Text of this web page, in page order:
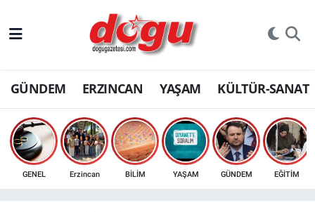
GÜNDEM ERZINCAN YAŞAM KÜLTÜR-SANAT
GENEL Erzincan BİLİM YAŞAM GÜNDEM EĞİTİM
ERZINCAN
GÜNDEM
ERZİNCAN FOTOĞRAFLARI
SAĞLIK